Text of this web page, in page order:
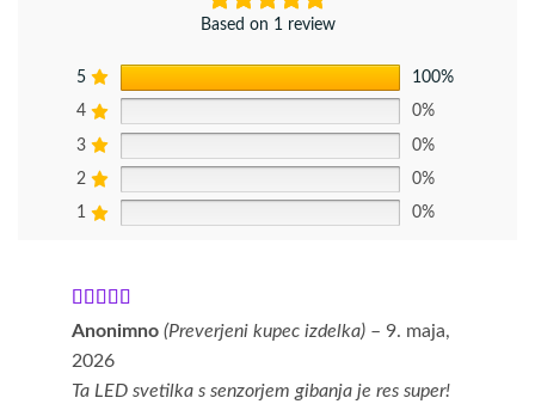
Based on 1 review
5 100%
4 0%
3 0%
2 0%
1 0%
Ocenjeno5
Anonimno (Preverjeni kupec izdelka) – 9. maja,
2026
Ta LED svetilka s senzorjem gibanja je res super!